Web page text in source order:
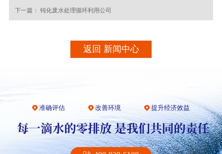
下一篇： 钝化废水处理循环利用公司
返回 新闻中心
准确评估 改善环境 提升经济效益